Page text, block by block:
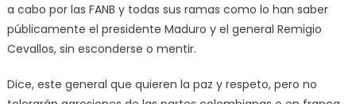
a cabo por las FANB y todas sus ramas como lo han saber
públicamente el presidente Maduro y el general Remigio
Cevallos, sin esconderse o mentir.
Dice, este general que quieren la paz y respeto, pero no